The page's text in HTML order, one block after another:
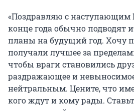
«Поздравляю с наступающим
конце года обычно подводят
планы на будущий год. Хочу
получали лучшее за
чтобы враги становились
раздражающее и
нейтральным. Цените, что
кого ждут и кому рады.